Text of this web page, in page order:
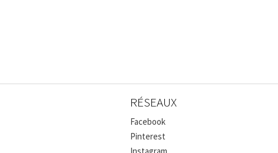
RÉSEAUX
Facebook
Pinterest